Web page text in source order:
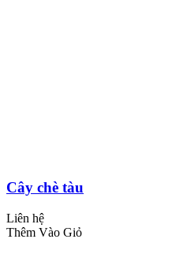
Cây chè tàu
Liên hệ
Thêm Vào Giỏ